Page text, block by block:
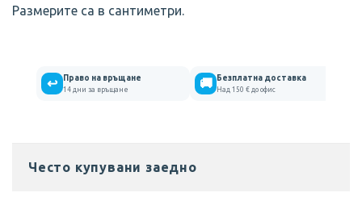
Размерите са в сантиметри.
↩ Право на връщане
14 дни за връщане 🚚 Безплатна доставка
Над 150 € до офис
Често купувани заедно